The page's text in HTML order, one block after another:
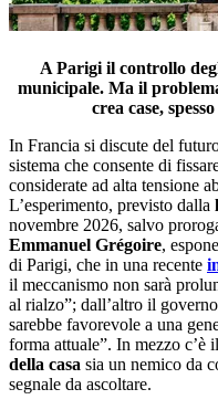
A Parigi il controllo
municipale. Ma il
crea case,
In Francia si discute del
sistema che consente di
considerate ad alta tensione
L’esperimento, previsto dalla
novembre 2026, salvo
Emmanuel Grégoire,
di Parigi, che in una recente
il meccanismo non sarà
al rialzo”; dall’altro il
sarebbe favorevole a una
forma attuale”. In mezzo c’è
della casa sia un nemico da
segnale da ascoltare.